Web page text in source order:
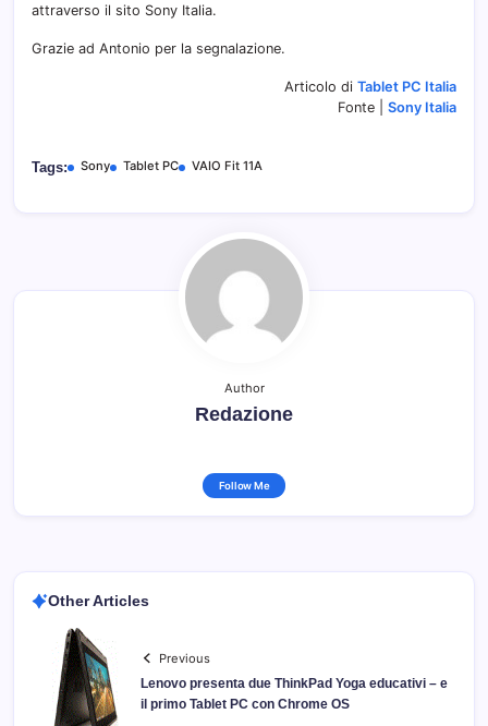
attraverso il sito Sony Italia.
Grazie ad Antonio per la segnalazione.
Articolo di Tablet PC Italia
Fonte | Sony Italia
Tags: Sony Tablet PC VAIO Fit 11A
Author
Redazione
Follow Me
Other Articles
Previous
Lenovo presenta due ThinkPad Yoga educativi – e
il primo Tablet PC con Chrome OS